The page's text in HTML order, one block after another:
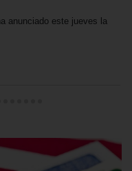
anunciado este jueves la